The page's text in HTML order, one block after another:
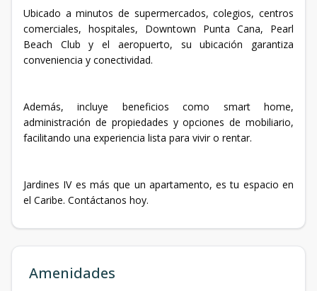
Ubicado a minutos de supermercados, colegios, centros
comerciales, hospitales, Downtown Punta Cana, Pearl
Beach Club y el aeropuerto, su ubicación garantiza
conveniencia y conectividad.
Además, incluye beneficios como smart home,
administración de propiedades y opciones de mobiliario,
facilitando una experiencia lista para vivir o rentar.
Jardines IV es más que un apartamento, es tu espacio en
el Caribe. Contáctanos hoy.
Amenidades